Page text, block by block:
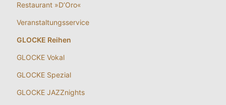
Restaurant »D’Oro«
Veranstaltungsservice
GLOCKE Reihen
GLOCKE Vokal
GLOCKE Spezial
GLOCKE JAZZnights